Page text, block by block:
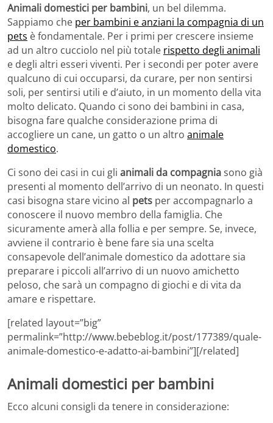
Animali domestici per bambini, un bel dilemma.
Sappiamo che per bambini e anziani la compagnia di un
pets è fondamentale. Per i primi per crescere insieme
ad un altro cucciolo nel più totale rispetto degli animali
e degli altri esseri viventi. Per i secondi per poter avere
qualcuno di cui occuparsi, da curare, per non sentirsi
soli, per sentirsi utili e d’aiuto, in un momento della vita
molto delicato. Quando ci sono dei bambini in casa,
bisogna fare qualche considerazione prima di
accogliere un cane, un gatto o un altro animale
domestico.
Ci sono dei casi in cui gli animali da compagniasono già
presenti al momento dell’arrivo di un neonato. In questi
casi bisogna stare vicino al pets per accompagnarlo a
conoscere il nuovo membro della famiglia. Che
sicuramente amerà alla follia e per sempre. Se, invece,
avviene il contrario è bene fare sia una scelta
consapevole dell’animale domestico da adottare sia
preparare i piccoli all’arrivo di un nuovo amichetto
peloso, che sarà un compagno di giochi e di vita da
amare e rispettare.
[related layout=”big”
permalink=”http://www.bebeblog.it/post/177389/quale-
animale-domestico-e-adatto-ai-bambini”][/related]
Animali domestici per bambini
Ecco alcuni consigli da tenere in considerazione: